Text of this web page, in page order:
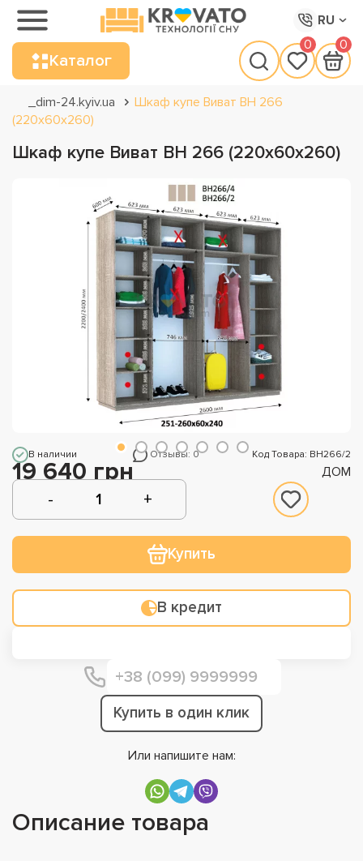
RU
Каталог
0 0
_dim-24.kyiv.ua
Шкаф купе Виват ВН 266
(220х60х260)
Шкаф купе Виват ВН 266 (220х60х260)
В наличии Отзывы: 0 Код Товара: ВН266/2
19 640 грн ДОМ
Купить
В кредит
Купить в один клик
Или напишите нам:
Описание товара